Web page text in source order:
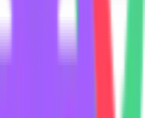
di statistiche